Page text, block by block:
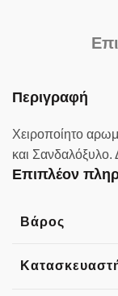
Περιγραφή
Χειροποίητο
και
Επιπλέον
Βάρος